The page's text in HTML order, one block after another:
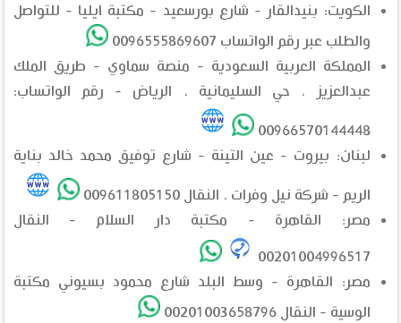
الكويت: بنيدالقار - شارع بورسعيد - مكتبة ايليا - للتواصل
والطلب عبر رقم الواتساب 0096555869607
المملكة العربية السعودية - منصة سماوي - طريق الملك
عبدالعزيز ، حي السليمانية ، الرياض - رقم الواتساب:
00966570144448
لبنان: بيروت - عين التينة - شارع توفيق محمد خالد بناية
الريم - شركة نيل وفرات . النقال 009611805150
مصر: القاهرة - مكتبة دار السلام - النقال
00201004996517
مصر: القاهرة - وسط البلد شارع محمود بسيوني مكتبة
الوسية - النقال 00201003658796